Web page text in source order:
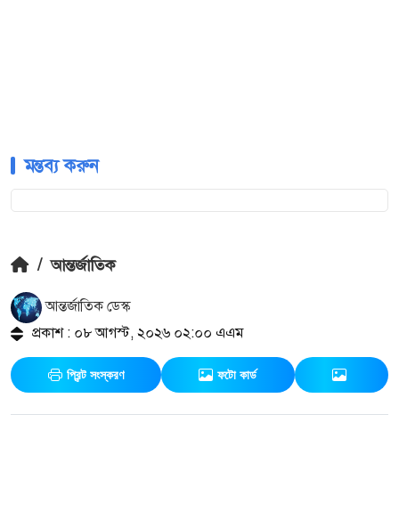
মন্তব্য করুন
/ আন্তর্জাতিক
আন্তর্জাতিক ডেস্ক
প্রকাশ : ০৮ আগস্ট, ২০২৬ ০২:০০ এএম
প্রিন্ট সংস্করণ ফটো কার্ড